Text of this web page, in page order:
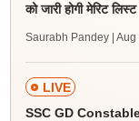
को जारी होगी मेरिट लिस्ट
Saurabh Pandey | Aug
LIVE
SSC GD